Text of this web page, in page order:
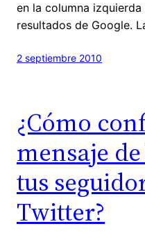
en la columna
resultados de Google.
2 septiembre 2010
¿Cómo
mensaje
tus
Twitter?